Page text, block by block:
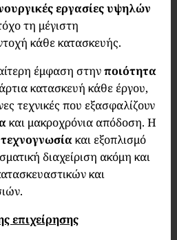
εργασίες υψηλών
τη μέγιστη
κάθε κατασκευής.
έμφαση στηνποιότητα
κατασκευή κάθε έργου,
τεχνικές που εξασφαλίζουν
και μακροχρόνια απόδοση. Η
και εξοπλισμό
διαχείριση ακόμη και
και
επιχείρησης